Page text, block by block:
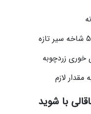
زردچوبه
لازم
با شوید